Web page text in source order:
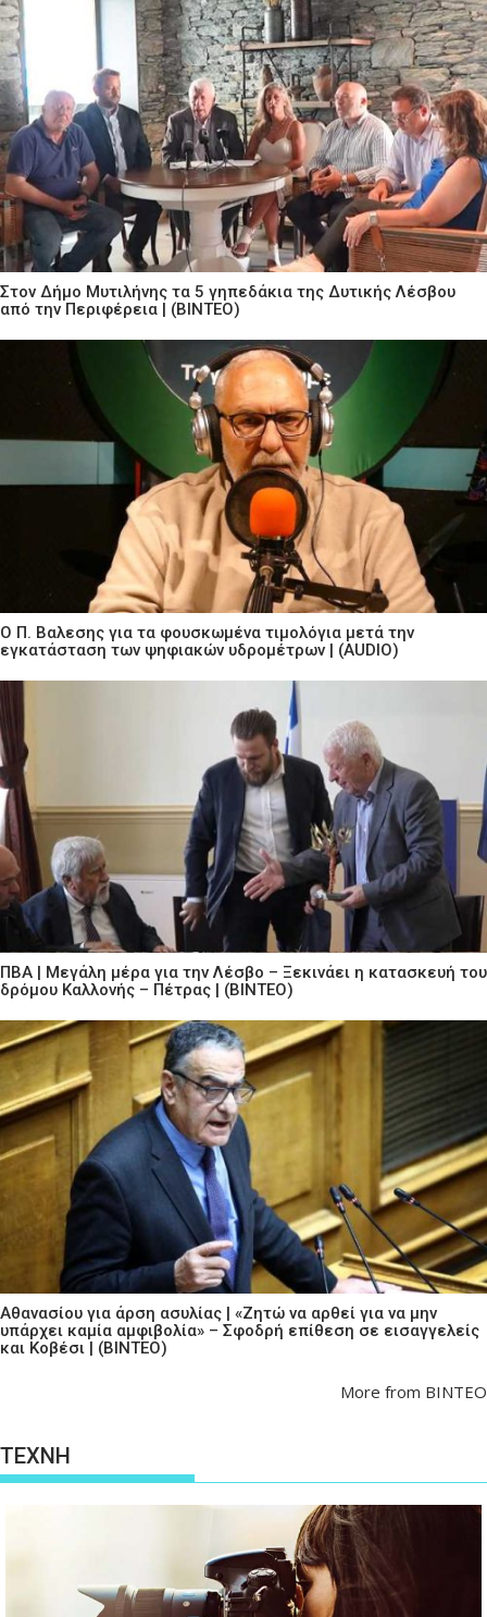
Στον Δήμο Μυτιλήνης τα 5 γηπεδάκια της Δυτικής Λέσβου
από την Περιφέρεια | (ΒΙΝΤΕΟ)
Ο Π. Βαλεσης για τα φουσκωμένα τιμολόγια μετά την
εγκατάσταση των ψηφιακών υδρομέτρων | (AUDIO)
ΠΒΑ | Μεγάλη μέρα για την Λέσβο – Ξεκινάει η κατασκευή του
δρόμου Καλλονής – Πέτρας | (ΒΙΝΤΕΟ)
Αθανασίου για άρση ασυλίας | «Ζητώ να αρθεί για να μην
υπάρχει καμία αμφιβολία» – Σφοδρή επίθεση σε εισαγγελείς
και Κοβέσι | (ΒΙΝΤΕΟ)
More from ΒΙΝΤΕΟ
ΤΕΧΝΗ